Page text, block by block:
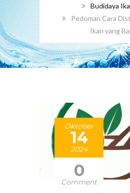
Budidaya
Pedoman Cara
Ikan yang
Oktober
14
2024
0
Comment